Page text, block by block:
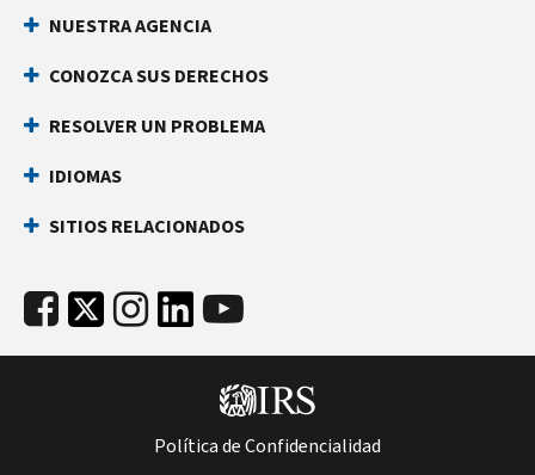
NUESTRA AGENCIA
CONOZCA SUS DERECHOS
RESOLVER UN PROBLEMA
IDIOMAS
SITIOS RELACIONADOS
Política de Confidencialidad